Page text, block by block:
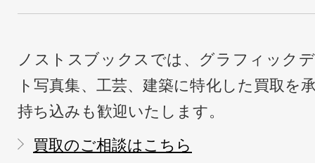
ノストスブックスでは、グラフィック
ト写真集、工芸、建築に特化した買取を
持ち込みも歓迎いたします。
買取のご相談はこちら